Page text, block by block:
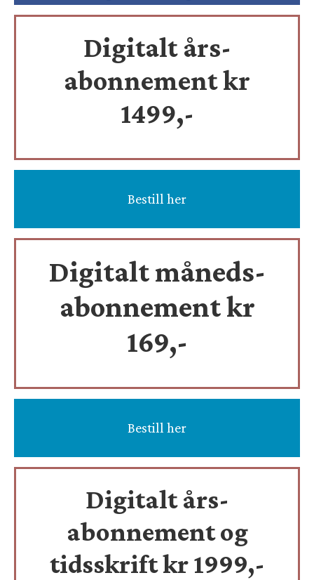
Digitalt års-
abonnement kr
1499,-
Bestill her
Digitalt måneds-
abonnement kr
169,-
Bestill her
Digitalt års-
abonnement og
tidsskriftkr 1999,-